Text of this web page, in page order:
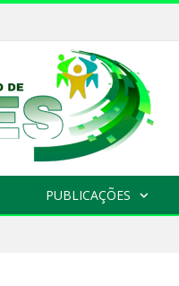
PUBLICAÇÕES